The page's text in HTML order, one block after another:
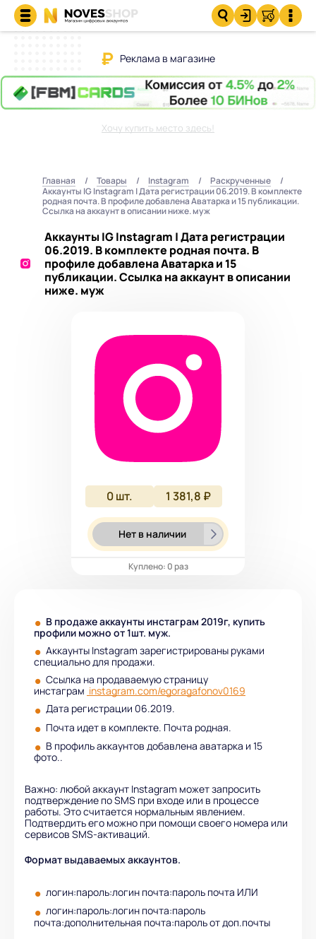
Реклама в магазине
Хочу купить место здесь!
Главная Товары Instagram
Раскрученные
Аккаунты IG Instagram | Дата регистрации 06.2019. В комплекте
родная почта. В профиле добавлена Аватарка и 15 публикации.
Ссылка на аккаунт в описании ниже. муж
Аккаунты IG Instagram | Дата регистрации
06.2019. В комплекте родная почта. В
профиле добавлена Аватарка и 15
публикации. Ссылка на аккаунт в описании
ниже. муж
0шт. 1 381,8 ₽
Нет в наличии
Куплено: 0 раз
В продаже аккаунты инстаграм 2019г, купить
профили можно от 1шт. муж.
Аккаунты Instagram зарегистрированы руками
специально для продажи.
Ссылка на продаваемую страницу
инстаграм instagram.com/egoragafonov0169
Дата регистрации 06.2019.
Почта идет в комплекте. Почта родная.
В профиль аккаунтов добавлена аватарка и 15
фото..
Важно: любой аккаунт Instagram может запросить
подтверждение по SMS при входе или в процессе
работы. Это считается нормальным явлением.
Подтвердить его можно при помощи своего номера или
сервисов SMS-активаций.
Формат выдаваемых аккаунтов.
логин:пароль:логин почта:пароль почта ИЛИ
логин:пароль:логин почта:пароль
почта:дополнительная почта:пароль от доп.почты